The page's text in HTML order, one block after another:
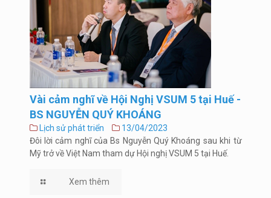
Vài cảm nghĩ về Hội Nghị VSUM 5 tại Huế -
BS NGUYỄN QUÝ KHOÁNG
Lịch sử phát triển
13/04/2023
Đôi lời cảm nghĩ của Bs Nguyễn Quý Khoáng sau khi từ
Mỹ trở về Việt Nam tham dự Hội nghị VSUM 5 tại Huế.
Xem thêm